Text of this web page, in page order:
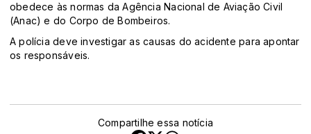
obedece às normas da Agência Nacional de Aviação Civil
(Anac) e do Corpo de Bombeiros.
A polícia deve investigar as causas do acidente para apontar
os responsáveis.
Compartilhe essa notícia